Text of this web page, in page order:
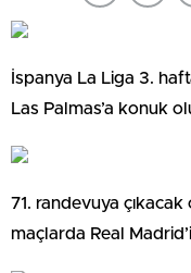
İspanya La Liga 3.
Las Palmas’a konuk
71. randevuya
maçlarda Real